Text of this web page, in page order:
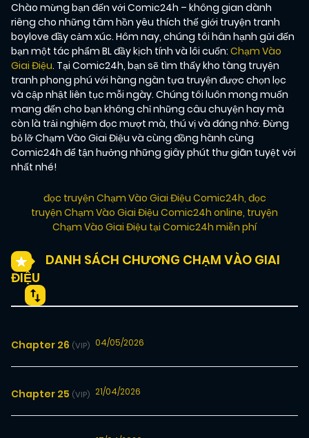
Chào mừng bạn đến với Comic24h – không gian dành
riêng cho những tâm hồn yêu thích thế giới truyện tranh
boylove đầy cảm xúc. Hôm nay, chúng tôi hân hạnh gửi đến
bạn một tác phẩm BL đầy kịch tính và lôi cuốn: Chạm Vào
Giai Điệu. Tại Comic24h, bạn sẽ tìm thấy kho tàng truyện
tranh phong phú với hàng ngàn tựa truyện được chọn lọc
và cập nhật liên tục mỗi ngày. Chúng tôi luôn mong muốn
mang đến cho bạn không chỉ những câu chuyện hay mà
còn là trải nghiệm đọc mượt mà, thú vị và đáng nhớ. Đừng
bỏ lỡ Chạm Vào Giai Điệu và cùng đồng hành cùng
Comic24h để tận hưởng những giây phút thư giãn tuyệt vời
nhất nhé!
đọc truyện Chạm Vào Giai Điệu Comic24h, đọc
truyện Chạm Vào Giai Điệu Comic24h online, truyện
Chạm Vào Giai Điệu tại Comic24h miễn phí
DANH SÁCH CHƯƠNG CHẠM VÀO GIAI
ĐIỆU
Chapter 26 (VIP) 04/05/2026
Chapter 25 (VIP) 21/04/2026